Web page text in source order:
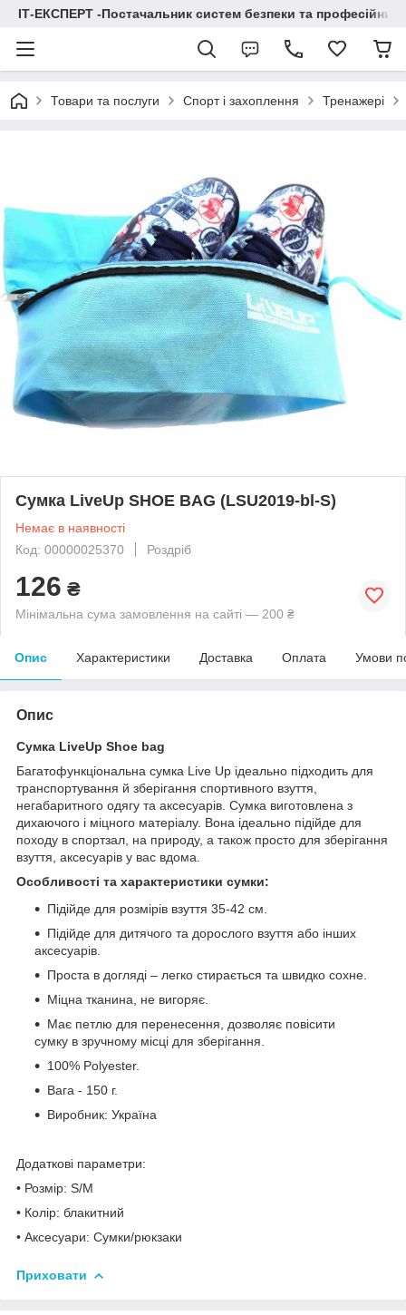
ІТ-ЕКСПЕРТ -Постачальник систем безпеки та професійних
Товари та послуги Спорт і захоплення Тренажері
Сумка LiveUp SHOE BAG (LSU2019-bl-S)
Немає в наявності
Код: 00000025370
Роздріб
126 ₴
Мінімальна сума замовлення на сайті — 200 ₴
Опис Характеристики Доставка Оплата Умови
Опис
Сумка LiveUp Shoe bag
Багатофункціональна сумка Live Up ідеально підходить для
транспортування й зберігання спортивного взуття,
негабаритного одягу та аксесуарів. Сумка виготовлена з
дихаючого і міцного матеріалу. Вона ідеально підійде для
походу в спортзал, на природу, а також просто для зберігання
взуття, аксесуарів у вас вдома.
Особливості та характеристики сумки:
Підійде для розмірів взуття 35-42 см.
Підійде для дитячого та дорослого взуття або інших
аксесуарів.
Проста в догляді – легко стирається та швидко сохне.
Міцна тканина, не вигоряє.
Має петлю для перенесення, дозволяє повісити
сумку в зручному місці для зберігання.
100% Polyester.
Вага - 150 г.
Виробник: Україна
Додаткові параметри:
• Розмір: S/M
• Колір: блакитний
• Аксесуари: Сумки/рюкзаки
Приховати